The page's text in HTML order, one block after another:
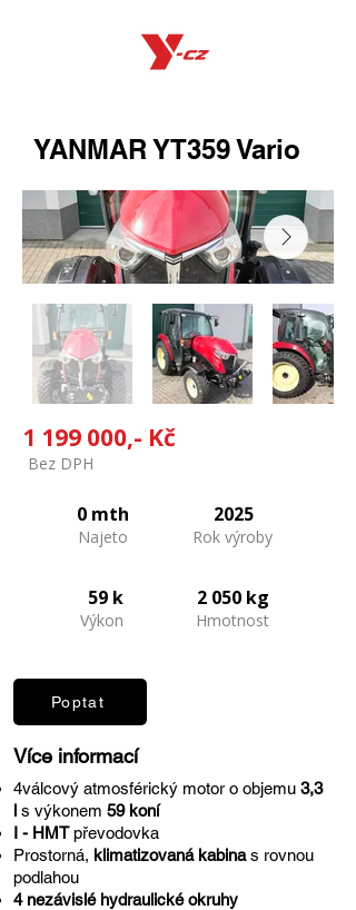
YANMAR YT359 Vario
1 199 000,- Kč
Bez DPH
0 mth
Najeto
59 k
Výkon
2025
Rok výroby
2 050 kg
Hmotnost
Poptat
Více informací
4válcový atmosférický motor o objemu 3,3
l s výkonem 59 koní
I - HMTpřevodovka
Prostorná, klimatizovaná kabinas rovnou
podlahou
4 nezávislé hydraulické okruhy